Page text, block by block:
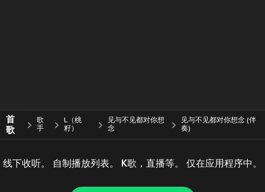
首
歌
歌
手
L（桃
籽）
见与不见都对你想
念
见与不见都对你想念 (伴
奏)
线下收听。 自制播放列表。 K歌，直播等。 仅在应用程序中。